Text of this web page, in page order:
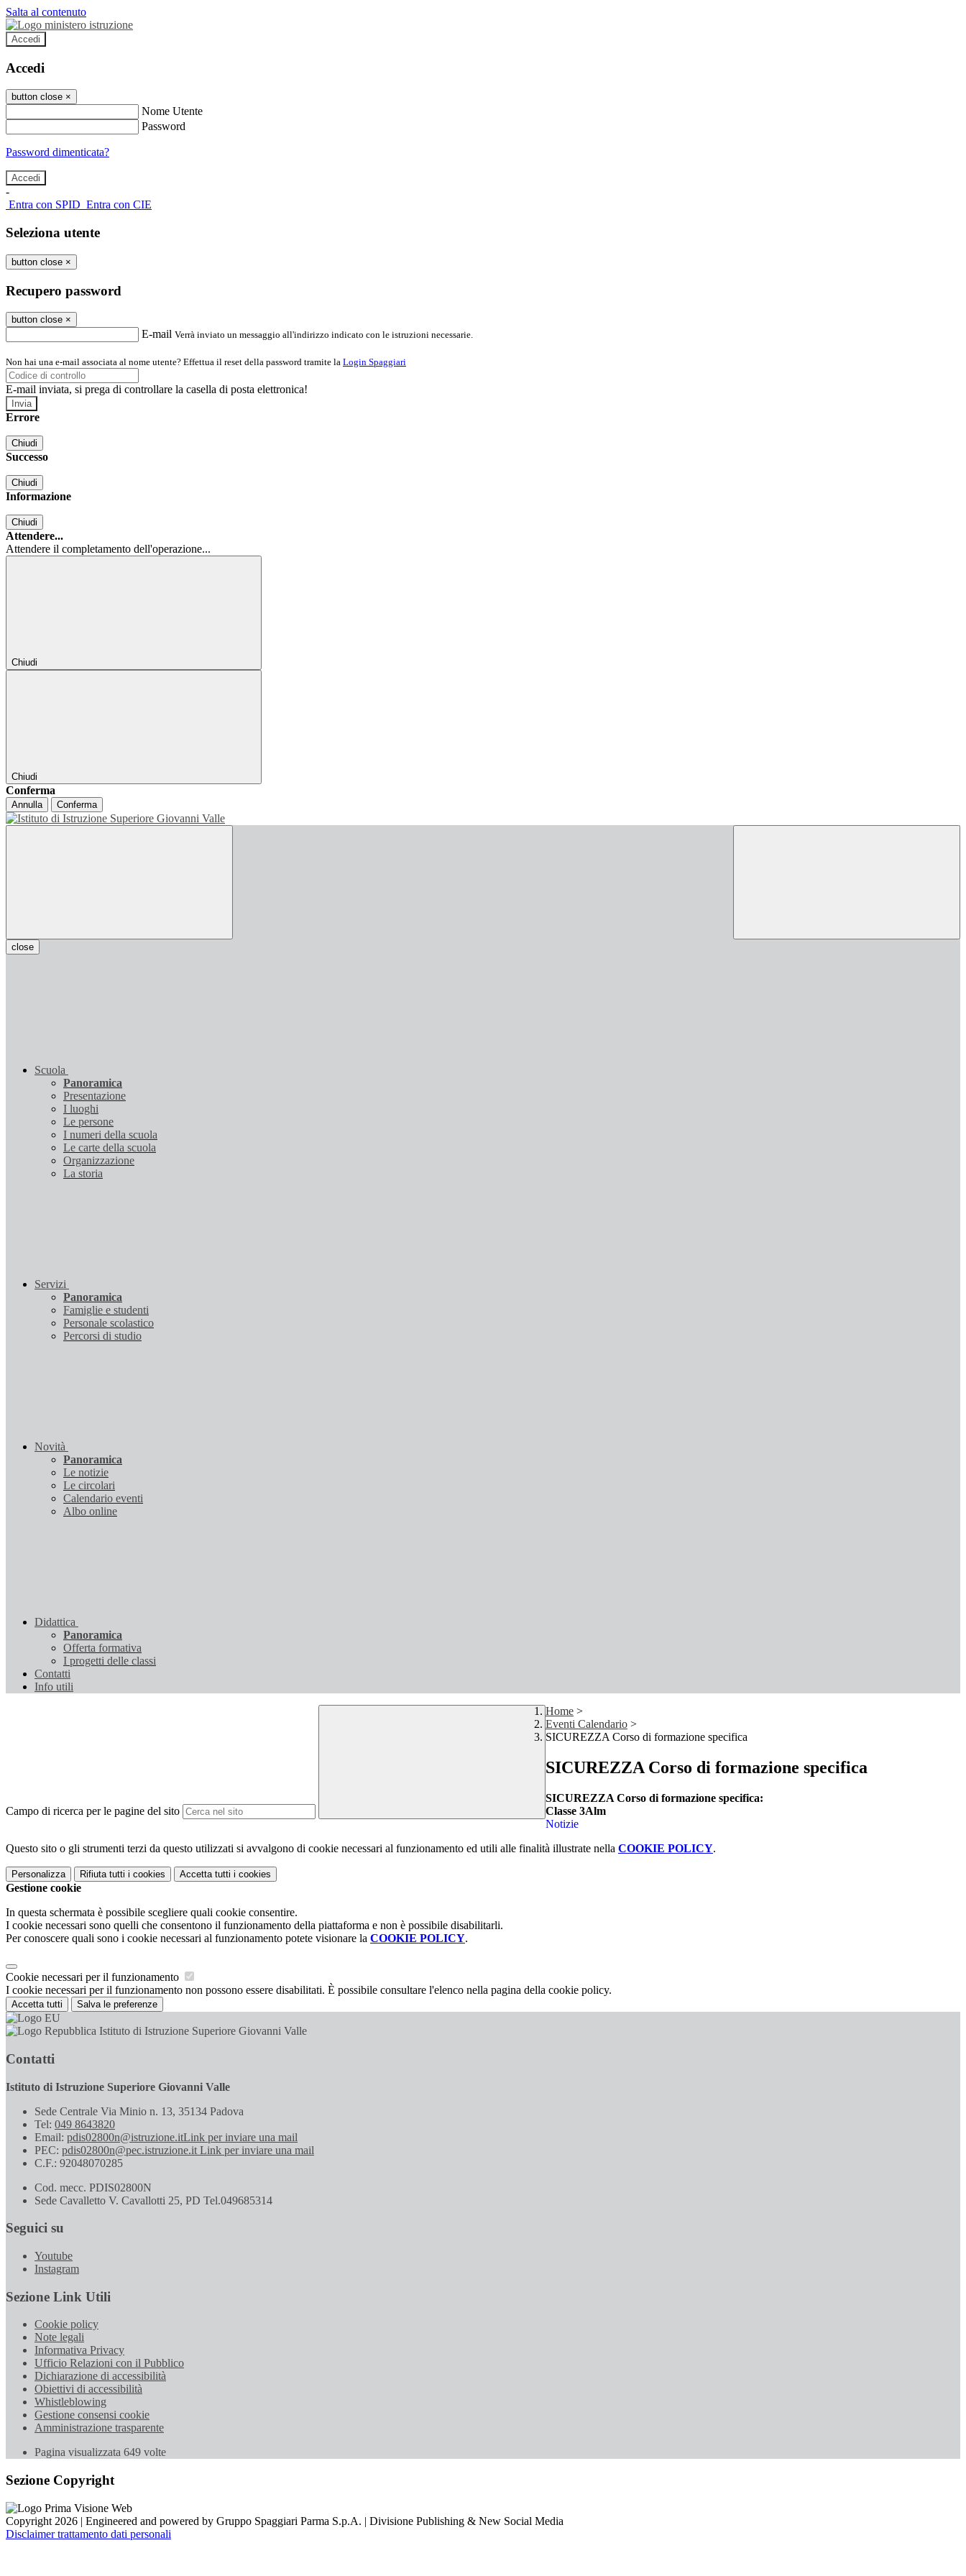
Salta al contenuto
Accedi
Accedi
button close ×
Nome Utente
Password
Password dimenticata?
-
Entra con SPID Entra con CIE
Seleziona utente
button close ×
Recupero password
button close ×
E-mail Verrà inviato un messaggio all'indirizzo indicato con le istruzioni necessarie.
Non hai una e-mail associata al nome utente? Effettua il reset della password tramite la Login Spaggiari
E-mail inviata, si prega di controllare la casella di posta elettronica!
Errore
Chiudi
Successo
Chiudi
Informazione
Chiudi
Attendere...
Attendere il completamento dell'operazione...
Chiudi
Chiudi
Conferma
Annulla Conferma
close
Scuola
Panoramica
Presentazione
I luoghi
Le persone
I numeri della scuola
Le carte della scuola
Organizzazione
La storia
Servizi
Panoramica
Famiglie e studenti
Personale scolastico
Percorsi di studio
Novità
Panoramica
Le notizie
Le circolari
Calendario eventi
Albo online
Didattica
Panoramica
Offerta formativa
I progetti delle classi
Contatti
Info utili
Campo di ricerca per le pagine del sito
Home >
Eventi Calendario >
SICUREZZA Corso di formazione specifica
SICUREZZA Corso di formazione specifica
SICUREZZA Corso di formazione specifica:
Classe 3Alm
Notizie
Questo sito o gli strumenti terzi da questo utilizzati si avvalgono di cookie necessari al funzionamento ed utili alle finalità illustrate nella COOKIE POLICY.
Personalizza Rifiuta tutti i cookies Accetta tutti i cookies
Gestione cookie
In questa schermata è possibile scegliere quali cookie consentire.
I cookie necessari sono quelli che consentono il funzionamento della piattaforma e non è possibile disabilitarli.
Per conoscere quali sono i cookie necessari al funzionamento potete visionare la COOKIE POLICY.
Cookie necessari per il funzionamento
I cookie necessari per il funzionamento non possono essere disabilitati. È possibile consultare l'elenco nella pagina della cookie policy.
Accetta tutti Salva le preferenze
Istituto di Istruzione Superiore Giovanni Valle
Contatti
Istituto di Istruzione Superiore Giovanni Valle
Sede Centrale Via Minio n. 13, 35134 Padova
Tel: 049 8643820
Email: pdis02800n@istruzione.itLink per inviare una mail
PEC: pdis02800n@pec.istruzione.it Link per inviare una mail
C.F.: 92048070285
Cod. mecc. PDIS02800N
Sede Cavalletto V. Cavallotti 25, PD Tel.049685314
Seguici su
Youtube
Instagram
Sezione Link Utili
Cookie policy
Note legali
Informativa Privacy
Ufficio Relazioni con il Pubblico
Dichiarazione di accessibilità
Obiettivi di accessibilità
Whistleblowing
Gestione consensi cookie
Amministrazione trasparente
Pagina visualizzata 649 volte
Sezione Copyright
Copyright 2026 | Engineered and powered by Gruppo Spaggiari Parma S.p.A. | Divisione Publishing & New Social Media
Disclaimer trattamento dati personali